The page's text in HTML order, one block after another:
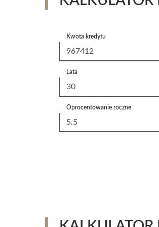
Kwota kredytu
Lata
Oprocentowanie roczne